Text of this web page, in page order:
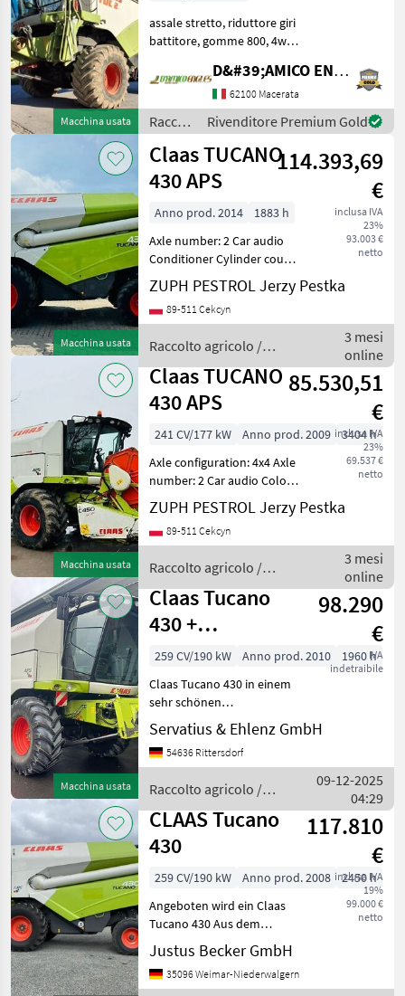
Macchina usata
assale stretto, riduttore giri
battitore, gomme 800, 4wd,
52804470) + carrello nardi 2
assi (tel: 2127) BELLA!
Raccolto agricolo
Mietitrebbiatr
D&#39;AMICO ENGLES SRL
62100 Macerata
Raccolto
agricolo
/ Claas
Rivenditore Premium Gold
Macchina usata
Claas TUCANO
430 APS
114.393,69
€
inclusa IVA
23%
93.003 €
netto
Anno prod. 2014
1883 h
Axle number: 2 Car audio
Conditioner Cylinder count:
6 Engine make: Mercedes
Benz Engine model:
Mercedes-Benz 6
ZUPH PESTROL Jerzy Pestka
89-511 Cekcyn
Raccolto agricolo /
Claas
3 mesi
online
Macchina usata
Claas TUCANO
430 APS
85.530,51
€
inclusa IVA
23%
69.537 €
netto
241 CV/177 kW Anno prod. 2009
3404 h
Axle configuration: 4x4 Axle
number: 2 Car audio Color:
green Conditioner Cylinder
count: 6 Engine make:
Mercedes Benz Engine
cylindrowy Engin
ZUPH PESTROL Jerzy Pestka
89-511 Cekcyn
Raccolto agricolo /
Claas
3 mesi
online
Macchina usata
Claas Tucano
430 +
Schneidwerk
C540 - sofort
einsatzbe
98.290
€
IVA
indetraibile
259 CV/190 kW Anno prod. 2010
1960 h
Claas Tucano 430 in einem
sehr schönen
einsatzbereiten Zustand.
Weitere Ausstattung: -
AUTO CONTOUR
Einzugskanal -
Anhängekupplung,
automatis
Servatius & Ehlenz GmbH
54636 Rittersdorf
Raccolto agricolo /
Claas
09-12-2025
04:29
CLAAS Tucano
430
117.810
€
inclusa IVA
19%
99.000 €
netto
259 CV/190 kW Anno prod. 2008
2450 h
Angeboten wird ein Claas
Tucano 430 Aus dem
Baujahr 2008. Schneitwerk
V540, 2450
Betriebsstunden, 1420
Justus Becker GmbH
35096 Weimar-Niederwalgern